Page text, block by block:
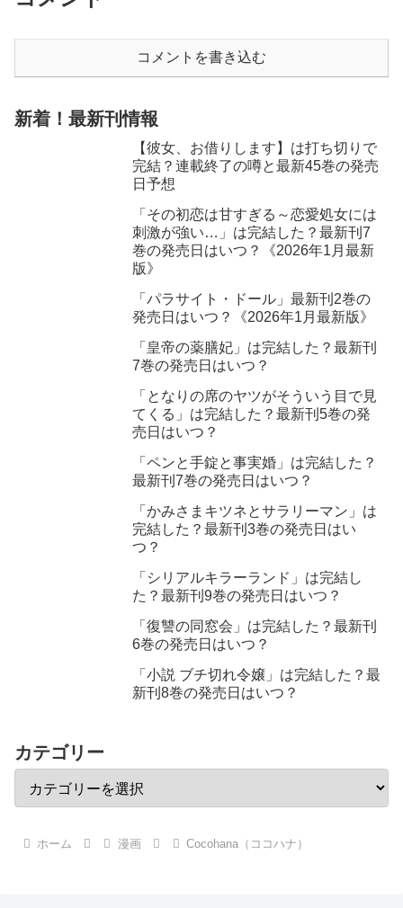
コメントを書き込む
新着！最新刊情報
【彼女、お借りします】は打ち切りで
完結？連載終了の噂と最新45巻の発売
日予想
「その初恋は甘すぎる～恋愛処女には
刺激が強い…」は完結した？最新刊7
巻の発売日はいつ？《2026年1月最新
版》
「パラサイト・ドール」最新刊2巻の
発売日はいつ？《2026年1月最新版》
「皇帝の薬膳妃」は完結した？最新刊
7巻の発売日はいつ？
「となりの席のヤツがそういう目で見
てくる」は完結した？最新刊5巻の発
売日はいつ？
「ペンと手錠と事実婚」は完結した？
最新刊7巻の発売日はいつ？
「かみさまキツネとサラリーマン」は
完結した？最新刊3巻の発売日はい
つ？
「シリアルキラーランド」は完結し
た？最新刊9巻の発売日はいつ？
「復讐の同窓会」は完結した？最新刊
6巻の発売日はいつ？
「小説 ブチ切れ令嬢」は完結した？最
新刊8巻の発売日はいつ？
カテゴリー
ホーム 漫画 Cocohana（ココハナ）